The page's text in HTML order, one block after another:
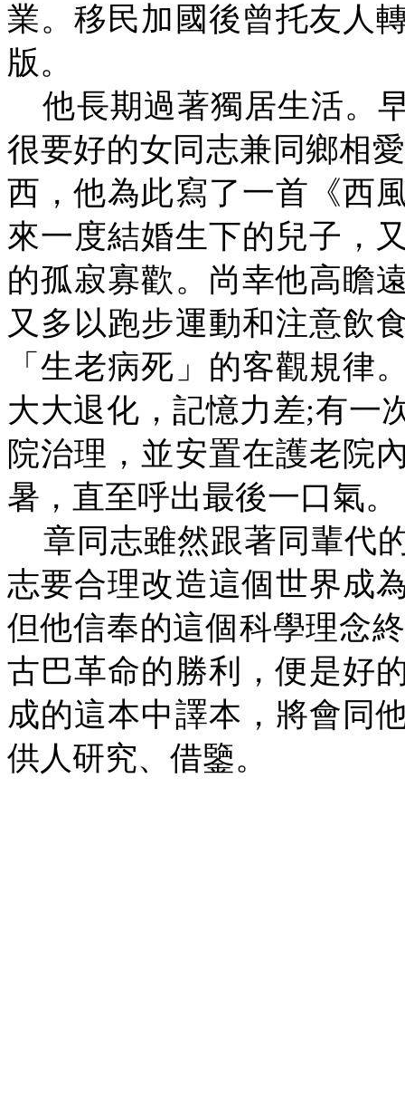
業。移民加國後曾托友人
版。
他長期過著獨居生活。
很要好的女同志兼同鄉相愛
西，他為此寫了一首《西
來一度結婚生下的兒子，
的孤寂寡歡。尚幸他高瞻
又多以跑步運動和注意飲
「生老病死」的客觀規律
大大退化，記憶力差;有一
院治理，並安置在護老院
暑，直至呼出最後一口氣。
章同志雖然跟著同輩代
志要合理改造這個世界成
但他信奉的這個科學理念
古巴革命的勝利，便是好
成的這本中譯本，將會同
供人研究、借鑒。